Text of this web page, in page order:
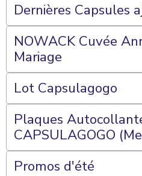
Dernières Capsules
NOWACK Cuvée
Mariage
Lot Capsulagogo
Plaques
CAPSULAGOGO
Plateaux 70 Cases
Promos d'été